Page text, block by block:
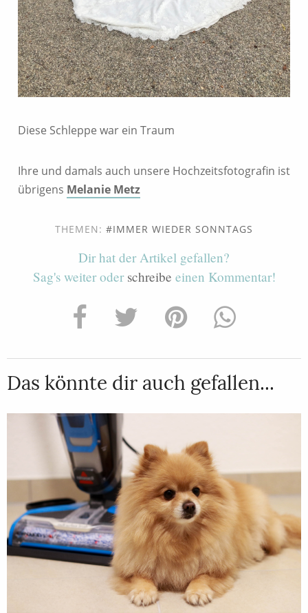
Diese Schleppe war ein Traum
Ihre und damals auch unsere Hochzeitsfotografin ist
übrigens Melanie Metz
THEMEN: IMMER WIEDER SONNTAGS
Dir hat der Artikel gefallen?
Sag's weiter oder schreibe einen Kommentar!
Das könnte dir auch gefallen...